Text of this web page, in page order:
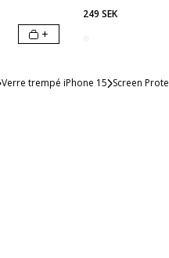
+
249 SEK
Verre trempé iPhone 15 Screen